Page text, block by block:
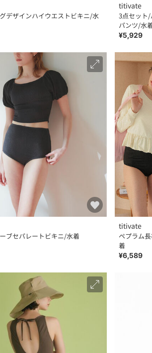
デザインハイウエストビキニ/水
titivate
3点セット
パンツ/水
¥5,929
ブセパレートビキニ/水着
titivate
ペプラム
着
¥6,589